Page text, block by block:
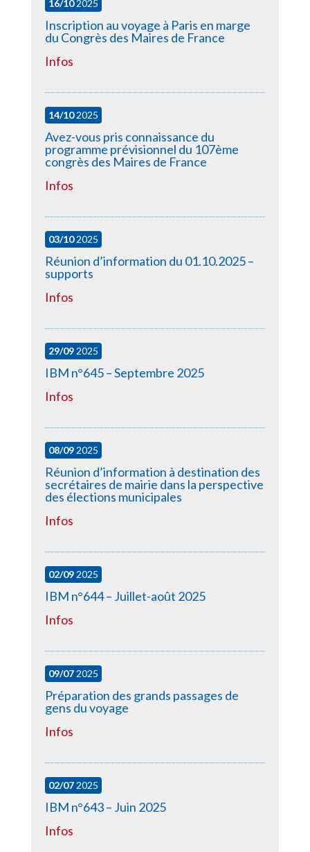
16/102025
Inscription au voyage à Paris en marge
du Congrès des Maires de France
Infos
14/102025
Avez-vous pris connaissance du
programme prévisionnel du 107ème
congrès des Maires de France
Infos
03/102025
Réunion d’information du 01.10.2025 –
supports
Infos
29/092025
IBM n°645 – Septembre 2025
Infos
08/092025
Réunion d’information à destination des
secrétaires de mairie dans la perspective
des élections municipales
Infos
02/092025
IBM n°644 – Juillet-août 2025
Infos
09/072025
Préparation des grands passages de
gens du voyage
Infos
02/072025
IBM n°643 – Juin 2025
Infos